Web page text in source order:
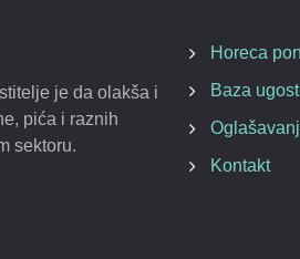
je da olakša i
pića i raznih
sektoru.
Horeca
Baza
Kontakt